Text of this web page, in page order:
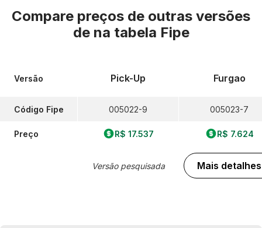
Compare preços de outras versões
de na tabela Fipe
Versão
Código Fipe
Preço
Pick-Up
005022-9
R$ 17.537
Versão pesquisada
Furgao
005023-7
R$ 7.624
Mais detalhes